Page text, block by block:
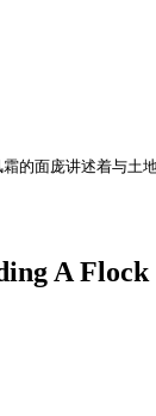
面庞讲述着与土
A Flock